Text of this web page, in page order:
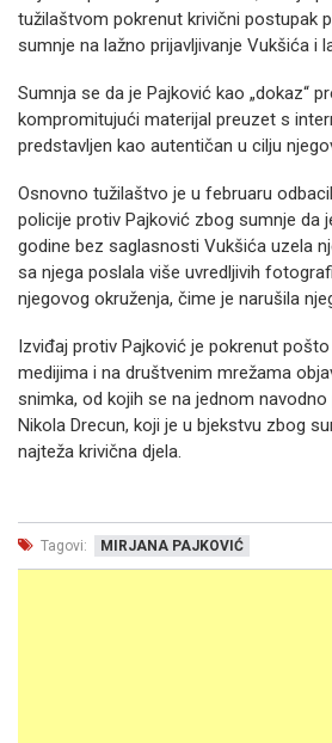
tužilaštvom pokrenut krivični postupak
sumnje na lažno prijavljivanje Vukšića i
Sumnja se da je Pajković kao „dokaz“
kompromitujući materijal preuzet s
predstavljen kao autentičan u cilju
Osnovno tužilaštvo je u februaru
policije protiv Pajković zbog sumnje da
godine bez saglasnosti Vukšića uzela
sa njega poslala više uvredljivih
njegovog okruženja, čime je narušila
Izviđaj protiv Pajković je pokrenut
medijima i na društvenim mrežama
snimka, od kojih se na jednom navodno
Nikola Drecun, koji je u bjekstvu zbog
najteža krivična djela.
Tagovi: MIRJANA PAJKOVIĆ